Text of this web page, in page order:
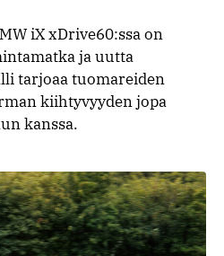
iX xDrive60:ssa on
ja uutta
tarjoaa tuomareiden
kiihtyvyyden jopa
kanssa.